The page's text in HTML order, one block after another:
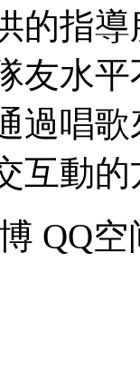
的指
友水
過唱
互動
QQ空